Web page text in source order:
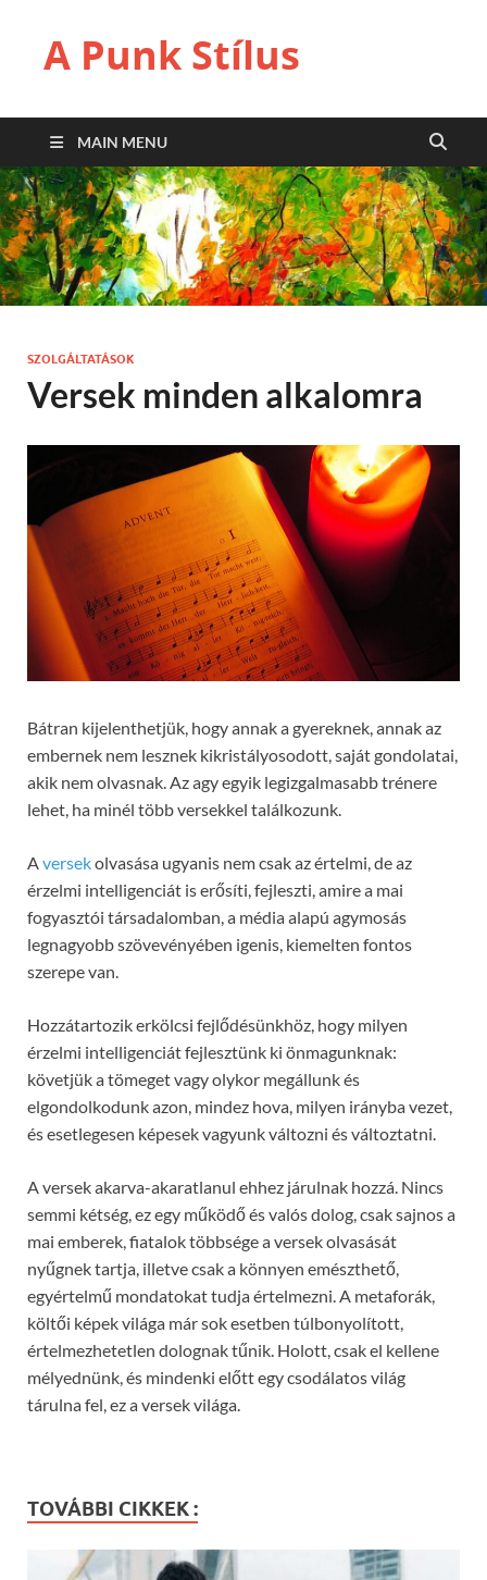
A Punk Stílus
MAIN MENU
SZOLGÁLTATÁSOK
Versek minden alkalomra
Bátran kijelenthetjük, hogy annak a gyereknek, annak az
embernek nem lesznek kikristályosodott, saját gondolatai,
akik nem olvasnak. Az agy egyik legizgalmasabb trénere
lehet, ha minél több versekkel találkozunk.
A versekolvasása ugyanis nem csak az értelmi, de az
érzelmi intelligenciát is erősíti, fejleszti, amire a mai
fogyasztói társadalomban, a média alapú agymosás
legnagyobb szövevényében igenis, kiemelten fontos
szerepe van.
Hozzátartozik erkölcsi fejlődésünkhöz, hogy milyen
érzelmi intelligenciát fejlesztünk ki önmagunknak:
követjük a tömeget vagy olykor megállunk és
elgondolkodunk azon, mindez hova, milyen irányba vezet,
és esetlegesen képesek vagyunk változni és változtatni.
A versek akarva-akaratlanul ehhez járulnak hozzá. Nincs
semmi kétség, ez egy működő és valós dolog, csak sajnos a
mai emberek, fiatalok többsége a versek olvasását
nyűgnek tartja, illetve csak a könnyen emészthető,
egyértelmű mondatokat tudja értelmezni. A metaforák,
költői képek világa már sok esetben túlbonyolított,
értelmezhetetlen dolognak tűnik. Holott, csak el kellene
mélyednünk, és mindenki előtt egy csodálatos világ
tárulna fel, ez a versek világa.
TOVÁBBI CIKKEK :